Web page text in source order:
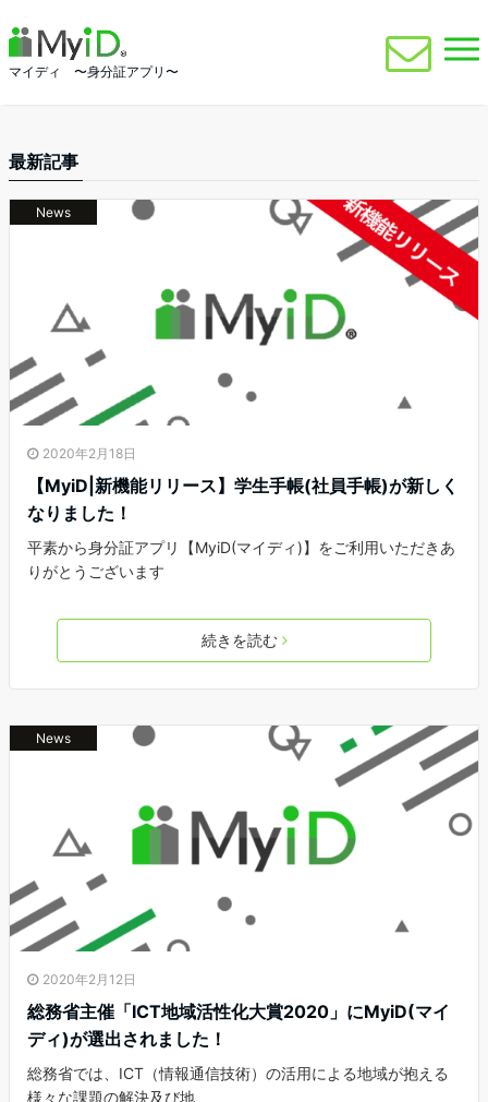
マイディ 〜身分証アプリ〜
最新記事
News
2020年2月18日
【MyiD|新機能リリース】学生手帳(社員手帳)が新しく
なりました！
平素から身分証アプリ【MyiD(マイディ)】をご利用いただきあ
りがとうございます
続きを読む
News
2020年2月12日
総務省主催「ICT地域活性化大賞2020」にMyiD(マイ
ディ)が選出されました！
総務省では、ICT（情報通信技術）の活用による地域が抱える
様々な課題の解決及び地